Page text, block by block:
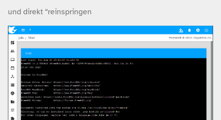
und direkt “reinspringen